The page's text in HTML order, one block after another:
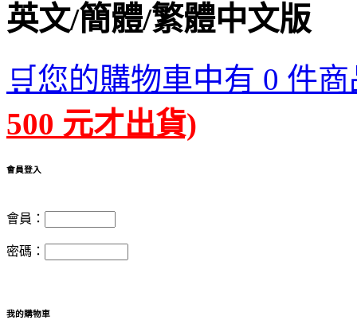
英文/簡體/繁體中文版
🛒您的購物車中有 0 件
500 元才出貨)
會員登入
會員：
密碼：
我的購物車